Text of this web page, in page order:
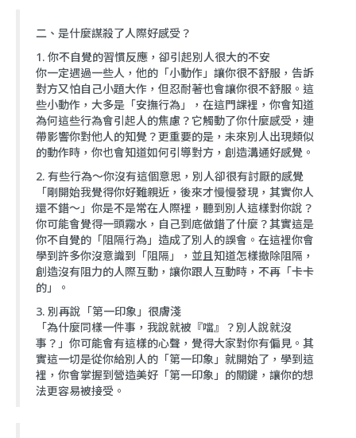
二、是什麼謀殺了人際好感受？
1. 你不自覺的習慣反應，卻引起別人很大的不安
你一定遇過一些人，他的「小動作」讓你很不舒服，告訴
對方又怕自己小題大作，但忍耐著也會讓你很不舒服。這
些小動作，大多是「安撫行為」，在這門課裡，你會知道
為何這些行為會引起人的焦慮？它觸動了你什麼感受，連
帶影響你對他人的知覺？更重要的是，未來別人出現類似
的動作時，你也會知道如何引導對方，創造溝通好感覺。
2. 有些行為～你沒有這個意思，別人卻很有討厭的感覺
「剛開始我覺得你好難親近，後來才慢慢發現，其實你人
還不錯～」你是不是常在人際裡，聽到別人這樣對你說？
你可能會覺得一頭霧水，自己到底做錯了什麼？其實這是
你不自覺的「阻隔行為」造成了別人的誤會。在這裡你會
學到許多你沒意識到「阻隔」，並且知道怎樣撤除阻隔，
創造沒有阻力的人際互動，讓你跟人互動時，不再「卡卡
的」。
3. 別再說「第一印象」很膚淺
「為什麼同樣一件事，我說就被『噹』？別人說就沒
事？」你可能會有這樣的心聲，覺得大家對你有偏見。其
實這一切是從你給別人的「第一印象」就開始了，學到這
裡，你會掌握到營造美好「第一印象」的關鍵，讓你的想
法更容易被接受。